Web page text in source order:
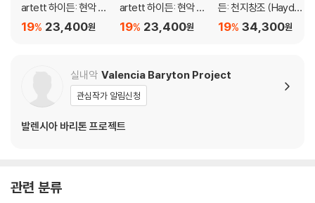
artett 하이든: 현악 사
중주 22집 (Haydn: St
23,400원
19%
artett 하이든: 현악 사
중주 21집 (Haydn: Str
23,400원
19%
든: 천지창조 (Haydn:
La Creation du mon
34,300원
19%
실내악 Valencia Baryton Project
관심작가 알림신청
발렌시아 바리톤 프로젝트
관련 분류